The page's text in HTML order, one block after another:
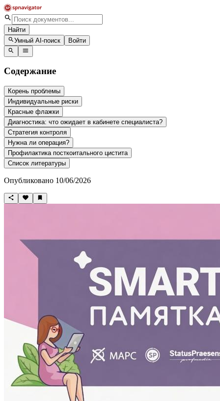
Найти
Умный AI-поиск
Войти
Содержание
Корень проблемы
Индивидуальные риски
Красные флажки
Диагностика: что ожидает в кабинете специалиста?
Стратегия контроля
Нужна ли операция?
Профилактика посткоитального цистита
Список литературы
Опубликовано 10/06/2026